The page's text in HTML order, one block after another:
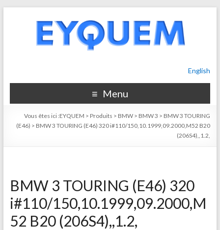
English
Menu
Vous êtes ici :EYQUEM > Produits > BMW > BMW 3 > BMW 3 TOURING
(E46) > BMW 3 TOURING (E46) 320 i#110/150,10.1999,09.2000,M52 B20
(206S4),,1.2,
BMW 3 TOURING (E46) 320
i#110/150,10.1999,09.2000,M
52 B20 (206S4),,1.2,